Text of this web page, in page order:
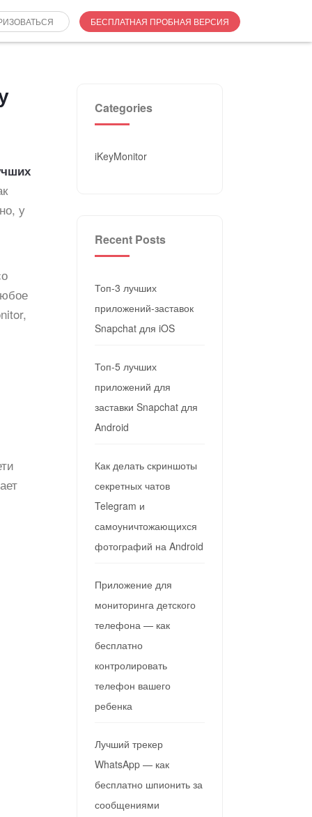
БЕСПЛАТНАЯ ПРОБНАЯ ВЕРСИЯ
у
Categories
iKeyMonitor
Recent Posts
Топ-3 лучших
приложений-заставок
Snapchat для iOS
Топ-5 лучших
приложений для
заставки Snapchat для
Android
Как делать скриншоты
секретных чатов
Telegram и
самоуничтожающихся
фотографий на Android
Приложение для
мониторинга детского
телефона — как
бесплатно
контролировать
телефон вашего
ребенка
Лучший трекер
WhatsApp — как
бесплатно шпионить за
сообщениями